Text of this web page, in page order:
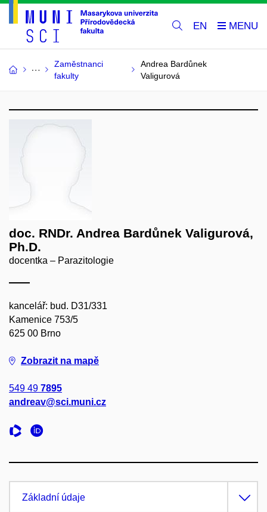
EN
Zaměstnanci
fakulty
Andrea Bardůnek
Valigurová
doc. RNDr. Andrea Bardůnek Valigurová,
Ph.D.
docentka – Parazitologie
kancelář: bud. D31/331
Kamenice 753/5
625 00 Brno
Zobrazit na mapě
549 49 7895
andreav@sci.muni.cz
Základní údaje